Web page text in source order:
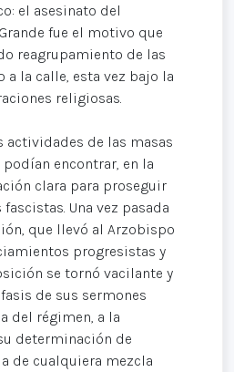
el asesinato del
fue el motivo que
reagrupamiento de las
a la calle, esta vez bajo la
religiosas.
actividades de las masas
encontrar, en la
clara para proseguir
Una vez pasada
que llevó al Arzobispo
progresistas y
se tornó vacilante y
de sus sermones
del régimen, a la
determinación de
de cualquiera mezcla